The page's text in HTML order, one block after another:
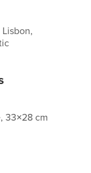
33×28 cm